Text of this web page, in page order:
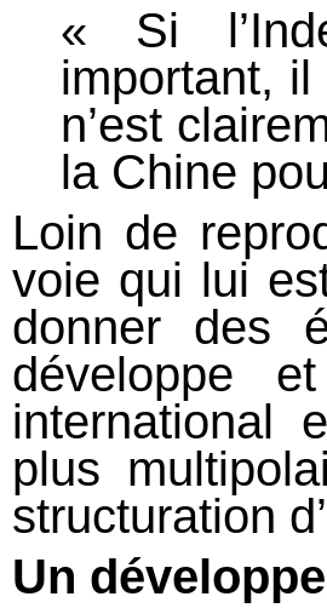
« Si
important, il
n’est
la Chine
Loin de
voie qui lui
donner des
développe
international
plus
structuration
Un